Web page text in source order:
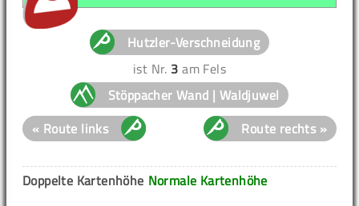
Hutzler-Verschneidung
ist Nr. 3 am Fels
Stöppacher Wand | Waldjuwel
« Route links
Route rechts »
Normale Kartenhöhe
Doppelte Kartenhöhe